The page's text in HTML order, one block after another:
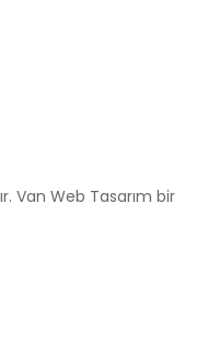
Van Web Tasarım bir